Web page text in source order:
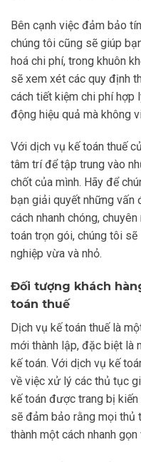
Bên cạnh việc đảm bảo
chúng tôi cũng sẽ giúp
hoá chi phí, trong khuôn
sẽ xem xét các quy định
cách tiết kiệm chi phí hợp
động hiệu quả mà không
Với dịch vụ kế toán thuế
tâm trí để tập trung vào
chốt của mình. Hãy để
bạn giải quyết những vấn
cách nhanh chóng,
toán trọn gói, chúng tôi
nghiệp vừa và nhỏ.
Đối tượng khách
toán thuế
Dịch vụ kế toán thuế là
mới thành lập, đặc biệt là
kế toán. Với dịch vụ kế
về việc xử lý các thủ tục
kế toán được trang bị
sẽ đảm bảo rằng mọi thủ
thành một cách nhanh gọn